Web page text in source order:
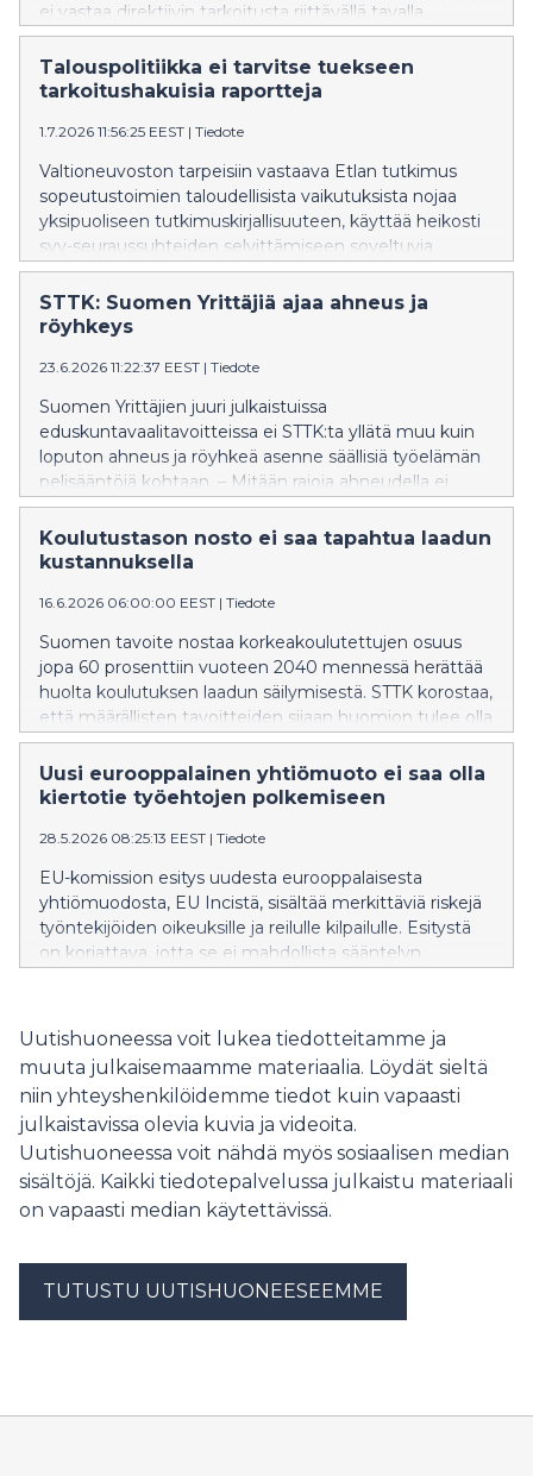
ei vastaa direktiivin tarkoitusta riittävällä tavalla.
Talouspolitiikka ei tarvitse tuekseen
tarkoitushakuisia raportteja
1.7.2026 11:56:25 EEST | Tiedote
Valtioneuvoston tarpeisiin vastaava Etlan tutkimus
sopeutustoimien taloudellisista vaikutuksista nojaa
yksipuoliseen tutkimuskirjallisuuteen, käyttää heikosti
syy-seuraussuhteiden selvittämiseen soveltuvia
menetelmiä ja vetää tutkimukseen nähden liian
vahvat johtopäätökset. STTK:n mielestä Suomen
talouspolitiikan tueksi tarvitaan monipuolisempaa
STTK: Suomen Yrittäjiä ajaa ahneus ja
röyhkeys
23.6.2026 11:22:37 EEST | Tiedote
Suomen Yrittäjien juuri julkaistuissa
eduskuntavaalitavoitteissa ei STTK:ta yllätä muu kuin
loputon ahneus ja röyhkeä asenne säällisiä työelämän
pelisääntöjä kohtaan. – Mitään rajoja ahneudella ei
näytä yrittäjäjärjestössä olevan. Nykyinen hallitus on jo
tehnyt mittavia heikennyksiä työlainsäädäntöön ja
sosiaaliturvaan, mutta mikään ei riitä. Valitetaan
halutaan napsia lomia lyhyemmiksi, puheenjohtaja
Else-Mai Kirvesniemi hämmästelee. Suomen Yrittäjiltä
on jäänyt huomaamatta, että vaikka Orpon hallitus on
tehnyt hallitusohjelmansa mukaiset heikennykset,
Suomen työttömyys on ennätyskorkealla eikä talous
kasva. Hallituksen toimilla ei myöskään ole pystytty
heikennyksiä perusteltu. – Sen sijaan suomalaisten
luottamus harjoitettuun politiikkaan on romahtanut.
Talouden vaikeissa oloissa kulutusta on vähennetty,
epävakaat, ylimääräinen laiteta
Koulutustason nosto ei saa tapahtua laadun
kustannuksella
16.6.2026 06:00:00 EEST | Tiedote
Suomen tavoite nostaa korkeakoulutettujen osuus
jopa 60 prosenttiin vuoteen 2040 mennessä herättää
huolta koulutuksen laadun säilymisestä. STTK korostaa,
että määrällisten tavoitteiden sijaan huomion tulee olla
osaamisen tasossa ja koulutuksen
saavutettavuudessa.
Uusi eurooppalainen yhtiömuoto ei saa olla
kiertotie työ­ehtojen polkemiseen
28.5.2026 08:25:13 EEST | Tiedote
EU-komission esitys uudesta eurooppalaisesta
yhtiömuodosta, EU Incistä, sisältää merkittäviä riskejä
työntekijöiden oikeuksille ja reilulle kilpailulle. Esitystä
on korjattava, jotta se ei mahdollista sääntelyn
oikeudenmukaisella tavalla.
Uutishuoneessa voit lukea tiedotteitamme ja
muuta julkaisemaamme materiaalia. Löydät sieltä
niin yhteyshenkilöidemme tiedot kuin vapaasti
julkaistavissa olevia kuvia ja videoita.
Uutishuoneessa voit nähdä myös sosiaalisen median
sisältöjä. Kaikki tiedotepalvelussa julkaistu materiaali
on vapaasti median käytettävissä.
TUTUSTU UUTISHUONEESEEMME